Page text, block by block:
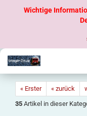
Wichtige
« Erster « zurück
35 Artikel in dieser